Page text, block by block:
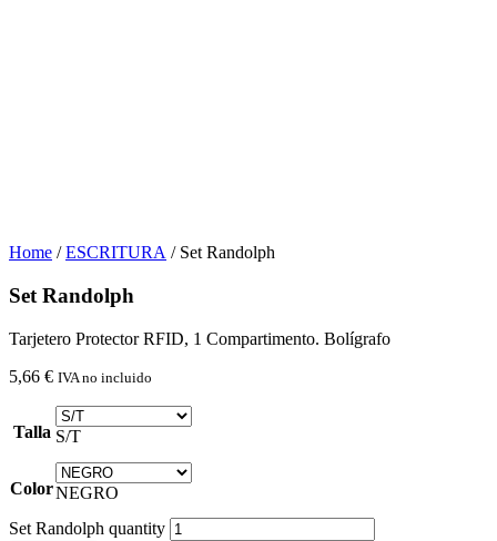
Home /ESCRITURA / Set Randolph
Set Randolph
Tarjetero Protector RFID, 1 Compartimento. Bolígrafo
5,66 € IVA no incluido
Talla S/T
ColorNEGRO
Set Randolph quantity